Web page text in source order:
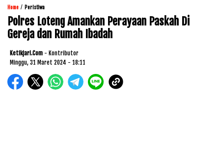
Home / Peristiwa
Polres Loteng Amankan Perayaan Paskah Di
Gereja dan Rumah Ibadah
Ketikjari.com - Kontributor
Minggu, 31 Maret 2024 - 18:11